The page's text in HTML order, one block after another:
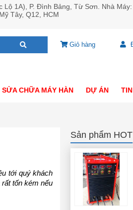
Lộ 1A), P. Đình Bảng, Từ Sơn. Nhà
Tây, Q12, HCM
Giỏ hàng
SỬA CHỮA MÁY HÀN DỰ ÁN
tới quý khách
tốn kém nếu
Sản phẩm HOT